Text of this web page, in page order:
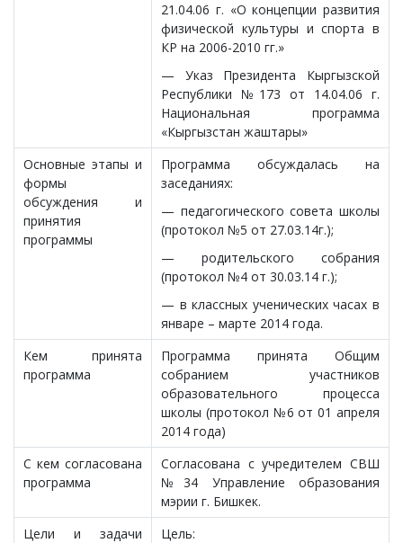
21.04.06 г. «О концепции развития
физической культуры и спорта в
КР на 2006-2010 гг.»
— Указ Президента Кыргызской
Республики №173 от 14.04.06 г.
Национальная программа
«Кыргызстан жаштары»
Основные этапы и
формы
обсуждения и
принятия
программы
Программа обсуждалась на
заседаниях:
— педагогического совета школы
(протокол №5 от 27.03.14г.);
— родительского собрания
(протокол №4 от 30.03.14 г.);
— в классных ученических часах в
январе – марте 2014 года.
Кем принята
программа
Программа принята Общим
собранием участников
образовательного процесса
школы (протокол №6 от 01 апреля
2014 года)
С кем согласована
программа
Согласована с учредителем СВШ
№34 Управление образования
мэрии г. Бишкек.
Цели и задачи
Цель: